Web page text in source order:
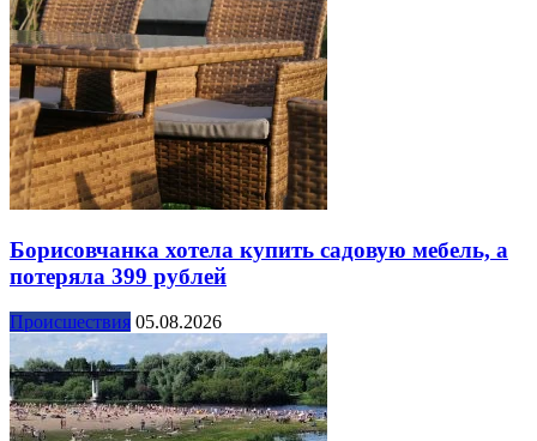
Борисовчанка хотела купить садовую мебель, а
потеряла 399 рублей
Происшествия 05.08.2026